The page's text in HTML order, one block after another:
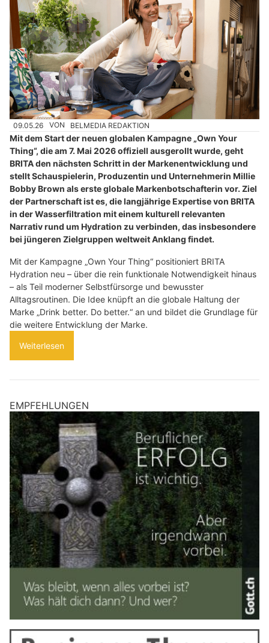
09.05.26 VON BELMEDIA REDAKTION
Mit dem Start der neuen globalen Kampagne „Own Your
Thing“, die am 7. Mai 2026 offiziell ausgerollt wurde, geht
BRITA den nächsten Schritt in der Markenentwicklung und
stellt Schauspielerin, Produzentin und Unternehmerin Millie
Bobby Brown als erste globale Markenbotschafterin vor. Ziel
der Partnerschaft ist es, die langjährige Expertise von BRITA
in der Wasserfiltration mit einem kulturell relevanten
Narrativ rund um Hydration zu verbinden, das insbesondere
bei jüngeren Zielgruppen weltweit Anklang findet.
Mit der Kampagne „Own Your Thing“ positioniert BRITA
Hydration neu – über die rein funktionale Notwendigkeit hinaus
– als Teil moderner Selbstfürsorge und bewusster
Alltagsroutinen. Die Idee knüpft an die globale Haltung der
Marke „Drink better. Do better.“ an und bildet die Grundlage für
die weitere Entwicklung der Marke.
Weiterlesen
EMPFEHLUNGEN